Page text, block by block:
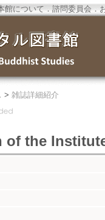
館について．諮問委員会．
> 雑誌詳細紹介
of the